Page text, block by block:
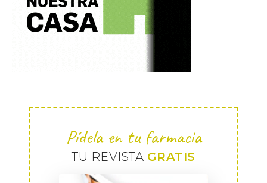
Pídela en tu farmacia
TU REVISTA GRATIS